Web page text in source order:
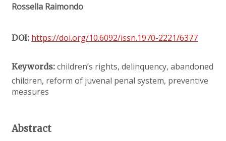
Rossella Raimondo
DOI: https://doi.org/10.6092/issn.1970-2221/6377
Keywords: children’s rights, delinquency, abandoned
children, reform of juvenal penal system, preventive
measures
Abstract